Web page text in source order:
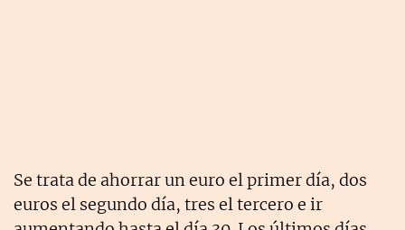
Se trata de ahorrar un euro el primer día, dos
euros el segundo día, tres el tercero e ir